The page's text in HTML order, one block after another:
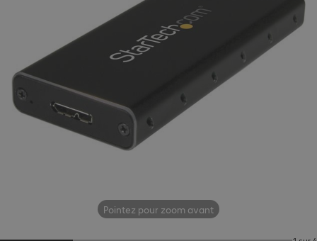
Pointez pour zoom avant